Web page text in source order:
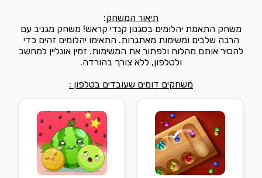
תיאור המשחק:
משחק התאמת יהלומים בסגנון קנדי קראש! משחק מגניב עם
הרבה שלבים ומשימות מאתגרות. התאימו יהלומים זהים כדי
להסיר אותם מהלוח ולפתור את המשימות. זמין אונליין למחשב
ולטלפון, ללא צורך בהורדה.
משחקים דומים שעובדים בטלפון :